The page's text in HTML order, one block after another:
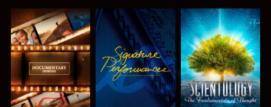
SERIE
ENTDECKEN
ANSEHEN
SERIE
ENTDECKEN